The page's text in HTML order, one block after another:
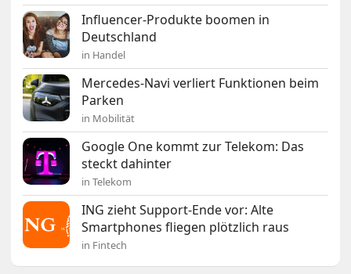
Influencer-Produkte boomen in
Deutschland
in Handel
Mercedes-Navi verliert Funktionen beim
Parken
in Mobilität
Google One kommt zur Telekom: Das
steckt dahinter
in Telekom
ING zieht Support-Ende vor: Alte
Smartphones fliegen plötzlich raus
in Fintech